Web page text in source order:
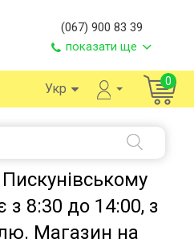
(067) 900 83 39
показати ще
Укр 0
8:30 до 14:00, з
Магазин на